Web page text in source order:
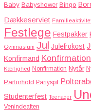
Baby Babyshower Bingo
Dækkeserviet
Festlege Festpakker
Gymnasium Jul Julefrokost
Konfirmand Konfirmation
Kærlighed Nonfirmation Nytår
Parforhold Partyspil
Studenterfest Teenager
Venindeaften